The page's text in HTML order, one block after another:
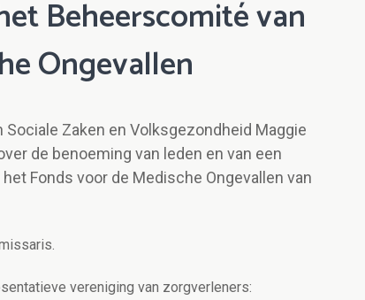
Beheerscomité van
Ongevallen
Zaken en Volksgezondheid Maggie
de benoeming van leden en van een
Fonds voor de Medische Ongevallen van
vereniging van zorgverleners: